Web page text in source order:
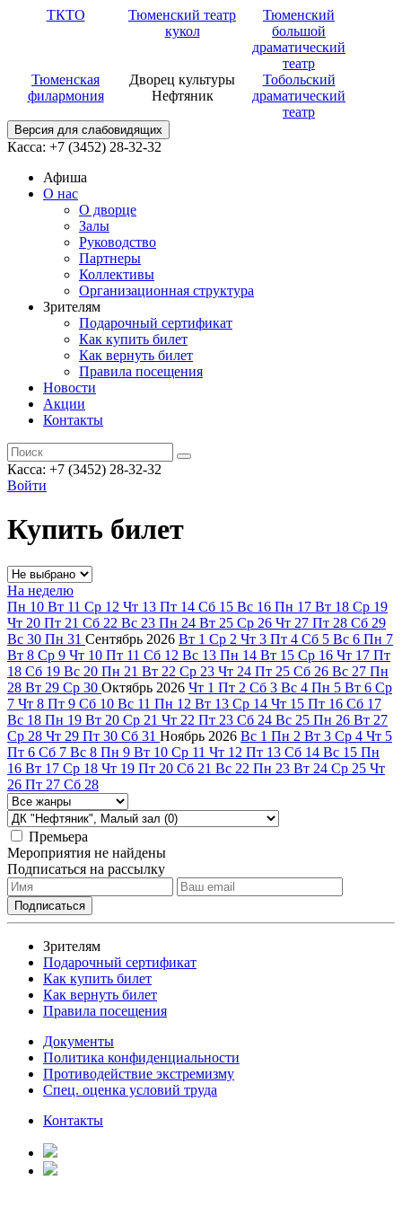
ТКТО
Тюменский театр
кукол
Тюменский
большой
драматический
театр
Тюменская
филармония
Дворец культуры
Нефтяник
Тобольский
драматический
театр
Версия для слабовидящих
Касса: +7 (3452) 28-32-32
Афиша
О нас
О дворце
Залы
Руководство
Партнеры
Коллективы
Организационная структура
Зрителям
Подарочный сертификат
Как купить билет
Как вернуть билет
Правила посещения
Новости
Акции
Контакты
Касса: +7 (3452) 28-32-32
Войти
Купить билет
На неделю
Пн 10 Вт 11 Ср 12 Чт 13 Пт 14 Сб 15 Вс 16 Пн 17 Вт 18 Ср 19
Чт 20 Пт 21 Сб 22 Вс 23 Пн 24 Вт 25 Ср 26 Чт 27 Пт 28 Сб 29
Вс 30 Пн 31 Сентябрь 2026 Вт 1 Ср 2 Чт 3 Пт 4 Сб 5 Вс 6 Пн 7
Вт 8 Ср 9 Чт 10 Пт 11 Сб 12 Вс 13 Пн 14 Вт 15 Ср 16 Чт 17 Пт
18 Сб 19 Вс 20 Пн 21 Вт 22 Ср 23 Чт 24 Пт 25 Сб 26 Вс 27 Пн
28 Вт 29 Ср 30 Октябрь 2026 Чт 1 Пт 2 Сб 3 Вс 4 Пн 5 Вт 6 Ср
7 Чт 8 Пт 9 Сб 10 Вс 11 Пн 12 Вт 13 Ср 14 Чт 15 Пт 16 Сб 17
Вс 18 Пн 19 Вт 20 Ср 21 Чт 22 Пт 23 Сб 24 Вс 25 Пн 26 Вт 27
Ср 28 Чт 29 Пт 30 Сб 31 Ноябрь 2026 Вс 1 Пн 2 Вт 3 Ср 4 Чт 5
Пт 6 Сб 7 Вс 8 Пн 9 Вт 10 Ср 11 Чт 12 Пт 13 Сб 14 Вс 15 Пн
16 Вт 17 Ср 18 Чт 19 Пт 20 Сб 21 Вс 22 Пн 23 Вт 24 Ср 25 Чт
26 Пт 27 Сб 28
Премьера
Мероприятия не найдены
Подписаться на рассылку
Зрителям
Подарочный сертификат
Как купить билет
Как вернуть билет
Правила посещения
Документы
Политика конфиденциальности
Противодействие экстремизму
Спец. оценка условий труда
Контакты